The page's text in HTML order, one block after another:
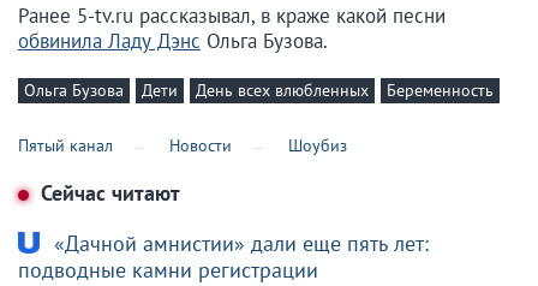
Ранее 5-tv.ru рассказывал, в краже какой песни
обвинила Ладу Дэнс Ольга Бузова.
Ольга Бузова Дети День всех влюбленных Беременность
Пятый канал Новости Шоубиз
Сейчас читают
«Дачной амнистии» дали еще пять лет:
подводные камни регистрации